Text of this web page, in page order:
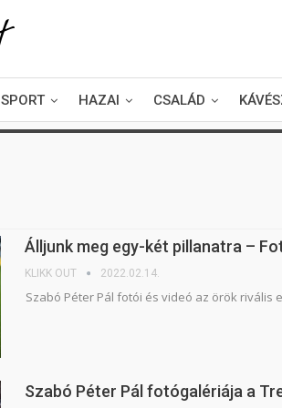
SPORT HAZAI CSALÁD
Álljunk meg egy-két pillanatra –
KLIKK OUT 2022.02.14.
Szabó Péter Pál fotói és videó az örök rivális
Szabó Péter Pál fotógalériája a